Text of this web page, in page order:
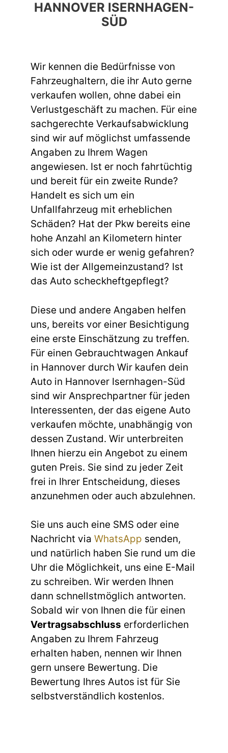
HANNOVER ISERNHAGEN-
SÜD
Wir kennen die Bedürfnisse von
Fahrzeughaltern, die ihr Auto gerne
verkaufen wollen, ohne dabei ein
Verlustgeschäft zu machen. Für eine
sachgerechte Verkaufsabwicklung
sind wir auf möglichst umfassende
Angaben zu Ihrem Wagen
angewiesen. Ist er noch fahrtüchtig
und bereit für ein zweite Runde?
Handelt es sich um ein
Unfallfahrzeug mit erheblichen
Schäden? Hat der Pkw bereits eine
hohe Anzahl an Kilometern hinter
sich oder wurde er wenig gefahren?
Wie ist der Allgemeinzustand? Ist
das Auto scheckheftgepflegt?
Diese und andere Angaben helfen
uns, bereits vor einer Besichtigung
eine erste Einschätzung zu treffen.
Für einen Gebrauchtwagen Ankauf
in Hannover durch Wir kaufen dein
Auto in Hannover Isernhagen-Süd
sind wir Ansprechpartner für jeden
Interessenten, der das eigene Auto
verkaufen möchte, unabhängig von
dessen Zustand. Wir unterbreiten
Ihnen hierzu ein Angebot zu einem
guten Preis. Sie sind zu jeder Zeit
frei in Ihrer Entscheidung, dieses
anzunehmen oder auch abzulehnen.
Sie uns auch eine SMS oder eine
Nachricht via WhatsApp senden,
und natürlich haben Sie rund um die
Uhr die Möglichkeit, uns eine E-Mail
zu schreiben. Wir werden Ihnen
dann schnellstmöglich antworten.
Sobald wir von Ihnen die für einen
Vertragsabschluss erforderlichen
Angaben zu Ihrem Fahrzeug
erhalten haben, nennen wir Ihnen
gern unsere Bewertung. Die
Bewertung Ihres Autos ist für Sie
selbstverständlich kostenlos.